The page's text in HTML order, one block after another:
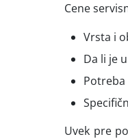
Cene
Vrsta i
Da li je
Potreba
Uvek pre